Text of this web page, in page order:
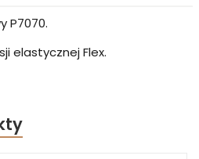
P7070.
elastycznej Flex.